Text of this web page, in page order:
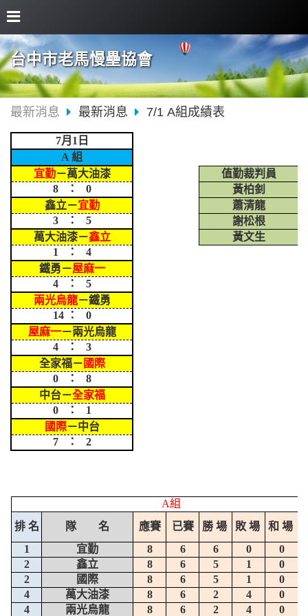
台中市老馬慢壘協會
最新消息 最新消息 7/1 A組成績表
7月1日
A 組
宜勤－萬大油漆 值勤裁判員
8 ： 0
黃柏釗
鑫立－宜勤
蕭清龍
3 ： 5
謝松根
萬大油漆－鑫立
黃文生
1 ： 4
鐵勇－屋麻一
4 ： 5
兩光烏龍－鐵勇
14 ： 0
屋麻一－兩光烏龍
4 ： 3
全家福－ 國際
0 ： 8
中台－全家福
0 ： 1
國際－中台
7 ： 2
A組
排 名
隊 名 應賽 已賽 勝 場 敗 場 和 場
1
宜勤 8 6 6 0
0
2
鑫立 8 6 5 1
0
2
國際 8 6 5 1
0
4
萬大油漆 8 6 2 4
0
4
兩光烏龍 8 6 2 4 0